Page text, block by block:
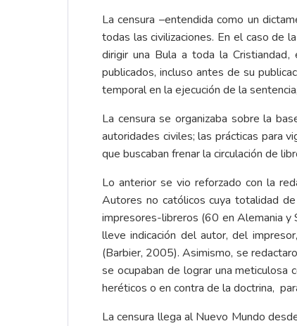
La censura –entendida como un
todas las civilizaciones. En el caso de
dirigir una Bula a toda la
publicados, incluso antes de su
temporal en la ejecución de la
La censura se organizaba sobre la
autoridades civiles; las prácticas para
que buscaban frenar la circulación de
Lo anterior se vio reforzado con la
Autores no católicos cuya totalidad
impresores-libreros (60 en Alemania y
lleve indicación del autor, del
(Barbier, 2005). Asimismo, se
se ocupaban de lograr una meticulosa
heréticos o en contra de la doctrina,
La censura llega al Nuevo Mundo